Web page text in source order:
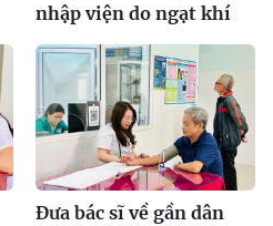
nhập viện do ngạt khí
Đưa bác sĩ về gần dân